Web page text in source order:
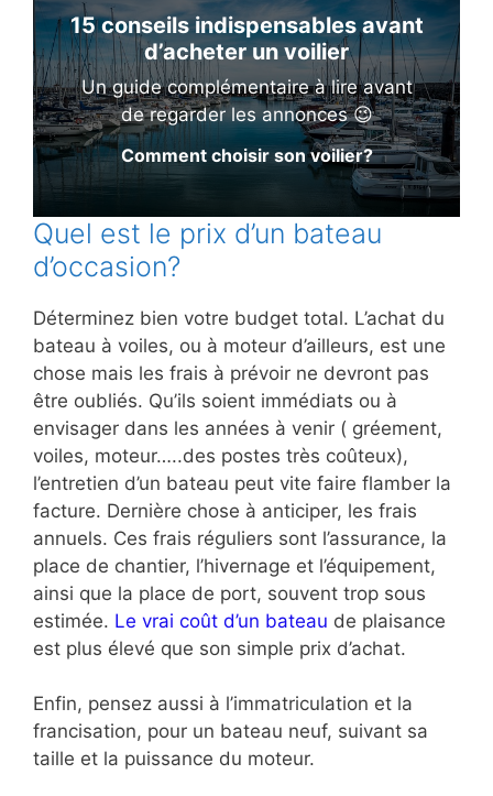
15 conseils indispensables avant
d’acheter un voilier
Un guide complémentaire à lire avant
de regarder les annonces 😉
Comment choisir son voilier?
Quel est le prix d’un bateau
d’occasion?
Déterminez bien votre budget total. L’achat du
bateau à voiles, ou à moteur d’ailleurs, est une
chose mais les frais à prévoir ne devront pas
être oubliés. Qu’ils soient immédiats ou à
envisager dans les années à venir ( gréement,
voiles, moteur…..des postes très coûteux),
l’entretien d’un bateau peut vite faire flamber la
facture. Dernière chose à anticiper, les frais
annuels. Ces frais réguliers sont l’assurance, la
place de chantier, l’hivernage et l’équipement,
ainsi que la place de port, souvent trop sous
estimée. Le vrai coût d’un bateau de plaisance
est plus élevé que son simple prix d’achat.
Enfin, pensez aussi à l’immatriculation et la
francisation, pour un bateau neuf, suivant sa
taille et la puissance du moteur.